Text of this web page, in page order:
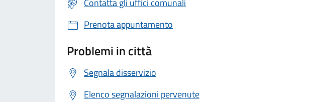
Contatta gli uffici comunali
Prenota appuntamento
Problemi in città
Segnala disservizio
Elenco segnalazioni pervenute